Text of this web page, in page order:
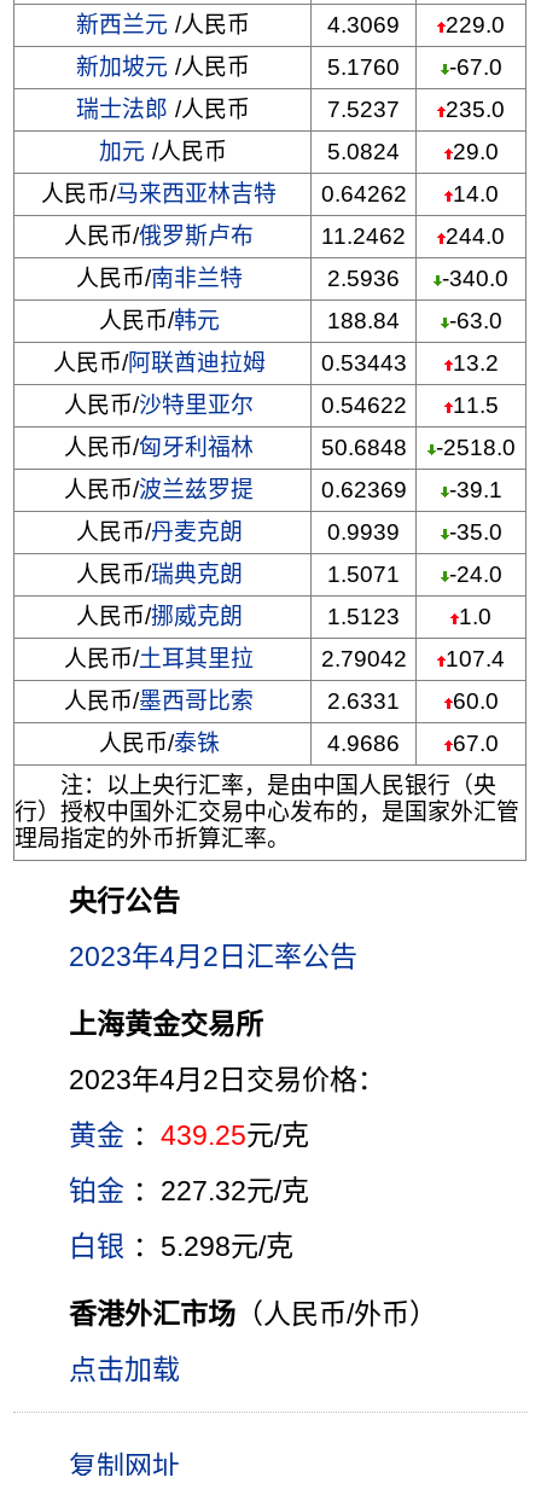
新西兰元 /人民币 4.3069
229.0
新加坡元 /人民币 5.1760
-67.0
瑞士法郎 /人民币 7.5237
235.0
加元 /人民币 5.0824
29.0
人民币/马来西亚林吉特 0.64262
14.0
人民币/俄罗斯卢布 11.2462
244.0
人民币/南非兰特 2.5936
-340.0
人民币/韩元 188.84
-63.0
人民币/阿联酋迪拉姆 0.53443
13.2
人民币/沙特里亚尔 0.54622
11.5
人民币/匈牙利福林 50.6848
-2518.0
人民币/波兰兹罗提 0.62369
-39.1
人民币/丹麦克朗 0.9939
-35.0
人民币/瑞典克朗 1.5071
-24.0
人民币/挪威克朗 1.5123
1.0
人民币/土耳其里拉 2.79042
107.4
人民币/墨西哥比索 2.6331
60.0
人民币/泰铢 4.9686
67.0
注：以上央行汇率，是由中国人民银行（央
行）授权中国外汇交易中心发布的，是国家外汇管
理局指定的外币折算汇率。
央行公告
2023年4月2日汇率公告
上海黄金交易所
2023年4月2日交易价格：
黄金 ：439.25元/克
铂金 ：227.32元/克
白银 ：5.298元/克
香港外汇市场 （人民币/外币）
点击加载